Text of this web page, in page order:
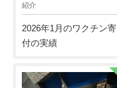
紹介
2026年1月のワクチン寄
付の実績